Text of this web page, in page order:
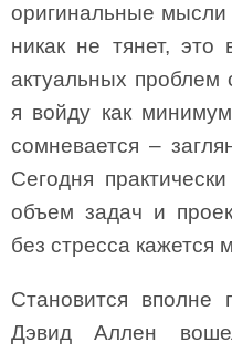
оригинальные
никак не тянет, это
актуальных проблем
я войду как
сомневается –
Сегодня
объем задач и
без стресса кажется
Становится вполне
Дэвид Аллен